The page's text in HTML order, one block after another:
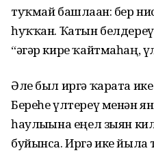
туҡмай башлаған: бер
һуҡҡан. Ҡатын
“әгәр кире ҡайтмаһаң,
Әле был иргә ҡарата ике
Береһе үлтереү менән
һаулығына еңел зыян
буйынса. Иргә ике